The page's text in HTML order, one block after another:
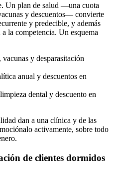
Un plan de salud —una cuota
y descuentos— convierte
y predecible, y además
la competencia. Un esquema
vacunas y desparasitación
anual y descuentos en
dental y descuento en
dan a una clínica y de las
activamente, sobre todo
de clientes dormidos